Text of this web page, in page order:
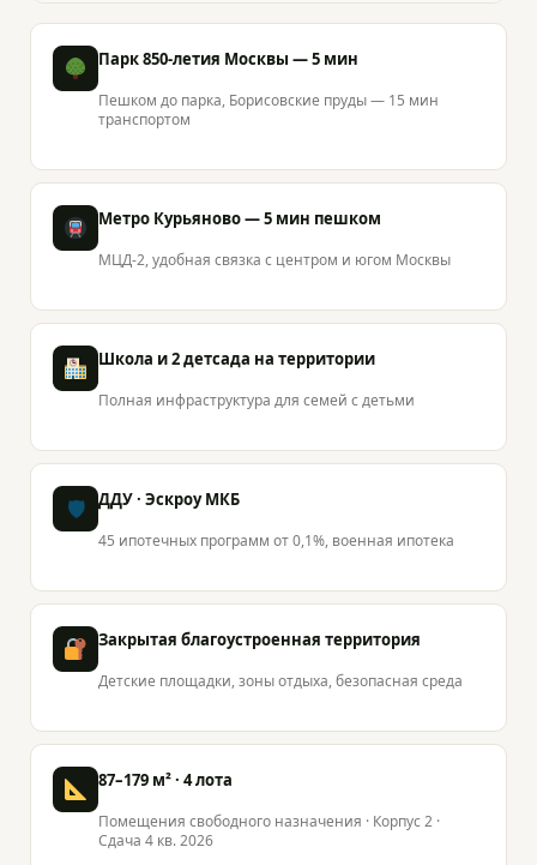
Парк 850-летия Москвы — 5 мин
Пешком до парка, Борисовские пруды — 15 мин
транспортом
Метро Курьяново — 5 мин пешком
МЦД-2, удобная связка с центром и югом Москвы
Школа и 2 детсада на территории
Полная инфраструктура для семей с детьми
🛡 ДДУ · Эскроу МКБ
45 ипотечных программ от 0,1%, военная ипотека
Закрытая благоустроенная территория
Детские площадки, зоны отдыха, безопасная среда
87–179 м² · 4 лота
Помещения свободного назначения · Корпус 2 ·
Сдача 4 кв. 2026